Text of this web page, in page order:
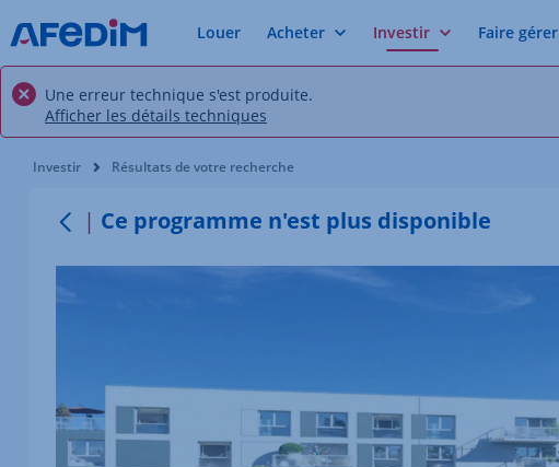
Louer Acheter Investir Faire gérer
Une erreur technique s'est produite.
Afficher les détails techniques
Vous êtes ici:
Investir Résultats de votre recherche
Retour au menu
Ce programme n'est plus disponible